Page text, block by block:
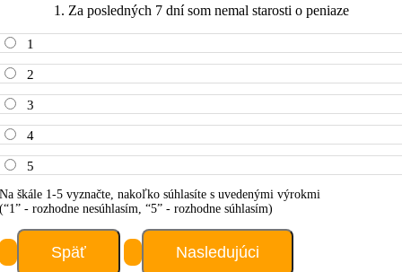
1. Za posledných 7 dní som nemal starosti o peniaze
1
2
3
4
5
Na škále 1-5 vyznačte, nakoľko súhlasíte s uvedenými výrokmi
(“1” - rozhodne nesúhlasím, “5” - rozhodne súhlasím)